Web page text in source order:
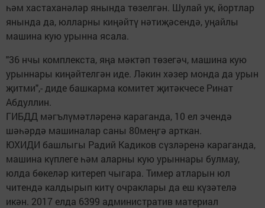
һәм хастаханәләр янында төзелгән. Шулай ук, йортлар
янында да, юлларны киңәйтү нәтиҗәсендә, уңайлы
машина кую урынна ясала.
"36 нчы комплекста, яңа мәктәп төзегәч, машина кую
урыннары киңәйтелгән иде. Ләкин хәзер монда да урын
җитми",- диде башкарма комитет җитәкчесе Ринат
Абдуллин.
ГИБДД мәгълүмәтләренә караганда, 10 ел эчендә
шәһәрдә машиналар саны 80меңгә арткан.
ЮХИДИ башлыгы Радий Кадиков сүзләренә караганда,
машина күплеге һәм аларны кую урыннары булмау,
юлда бөкеләр китереп чыгара. Тимер атларын юл
читендә калдырып китү очраклары да еш күзәтелә
икән. 2017 елда 6399 административ материал